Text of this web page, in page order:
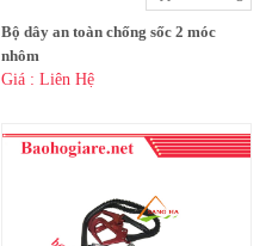
Bộ dây an toàn chống sốc 2 móc
nhôm
Giá : Liên Hệ